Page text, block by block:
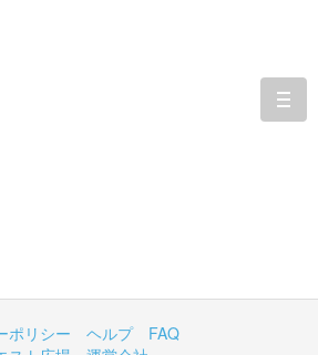
ポリシー ヘルプ
FAQ